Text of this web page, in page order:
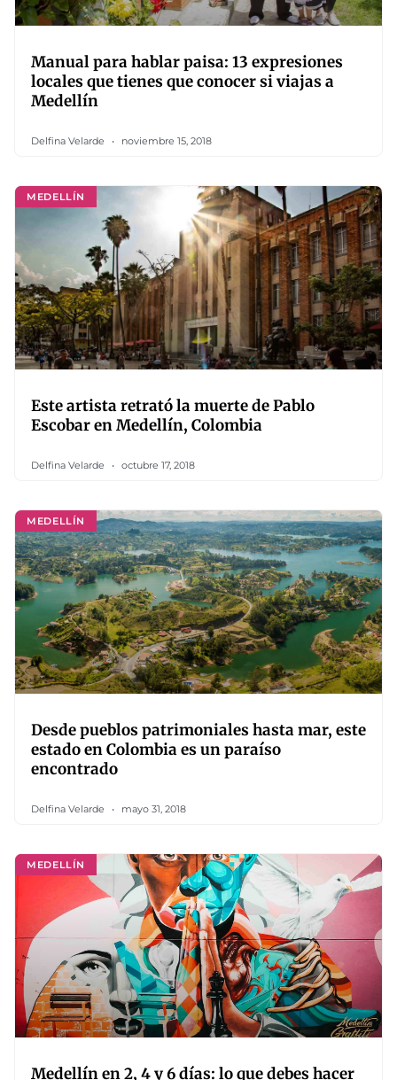
Manual para hablar paisa: 13 expresiones
locales que tienes que conocer si viajas a
Medellín
Delfina Velarde noviembre 15, 2018
MEDELLÍN
Este artista retrató la muerte de Pablo
Escobar en Medellín, Colombia
Delfina Velarde octubre 17, 2018
MEDELLÍN
Desde pueblos patrimoniales hasta mar, este
estado en Colombia es un paraíso
encontrado
Delfina Velarde mayo 31, 2018
MEDELLÍN
Medellín en 2, 4 y 6 días: lo que debes hacer